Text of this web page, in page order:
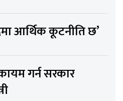
आर्थिक कूटनीति छ’
गर्न सरकार